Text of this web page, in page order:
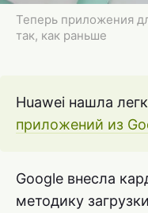
Теперь приложения
так, как раньше
Huawei нашла
приложений из
Google внесла
методику